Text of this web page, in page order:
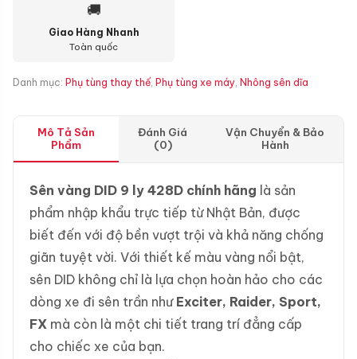
🚚
Giao Hàng Nhanh
Toàn quốc
Danh mục: Phụ tùng thay thế, Phụ tùng xe máy, Nhông sên dĩa
Mô Tả Sản
Phẩm
Đánh Giá
(0)
Vận Chuyển & Bảo
Hành
Sên vàng DID 9 ly 428D chính hãng là sản
phẩm nhập khẩu trực tiếp từ Nhật Bản, được
biết đến với độ bền vượt trội và khả năng chống
giãn tuyệt vời. Với thiết kế màu vàng nổi bật,
sên DID không chỉ là lựa chọn hoàn hảo cho các
dòng xe đi sên trần như Exciter, Raider, Sport,
FX mà còn là một chi tiết trang trí đẳng cấp
cho chiếc xe của bạn.